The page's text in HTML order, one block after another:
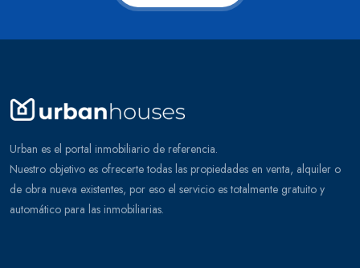
Urban es el portal inmobiliario de referencia.
Nuestro objetivo es ofrecerte todas las propiedades en venta, alquiler o
de obra nueva existentes, por eso el servicio es totalmente gratuito y
automático para las inmobiliarias.